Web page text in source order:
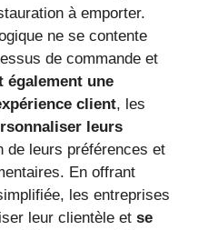
à emporter.
ne se contente
de commande et
également une
client, les
leurs
de leurs préférences et
En offrant
les entreprises
leur clientèle et se